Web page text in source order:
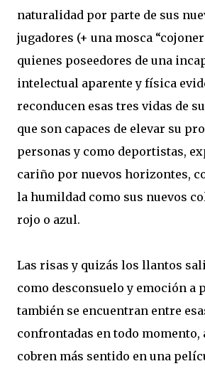
naturalidad por parte de sus
jugadores (+ una mosca
quienes poseedores de una
intelectual aparente y física
reconducen esas tres vidas de
que son capaces de elevar su
personas y como deportistas,
cariño por nuevos horizontes,
la humildad como sus nuevos
rojo o azul.
Las risas y quizás los llantos
como desconsuelo y emoción a
también se encuentran entre
confrontadas en todo momento,
cobren más sentido en una